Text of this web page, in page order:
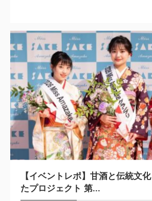
【イベントレポ】甘酒と伝統文
たプロジェクト 第...